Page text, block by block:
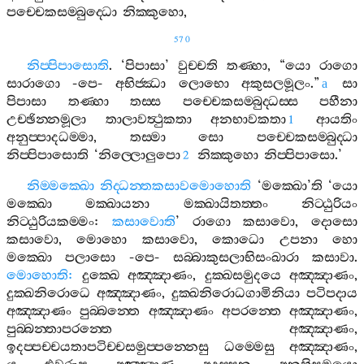
පච‍්චෙකසම‍්බුද‍්ධො නික‍්කුහො,
570
නිප‍්පිපාසොති. ‘පිපාසා’ වුච‍්චති තණ‍්හා, “යො රාගො
සාරාගො -පෙ-අභිජ‍්ඣා ලොභො අකුසලමූලං.” a
සා
පිපාසා
තණ‍්හා තස‍්ස පච‍්චෙකසම‍්බුද‍්ධස‍්ස
පහීනා
උච‍්ඡින‍්නමූලා
තාලාවත්‍ථුකතා අනභාවකතා 1
ආයතිං
අනුප‍්පාදධම‍්මා, තස‍්මා සො
පච‍්චෙකසම‍්බුද‍්ධා
නිප‍්පිපාසොති ‘නිල‍්ලොලුපො2 නික‍්කුහො නිප‍්පිපාසො.’
නිම‍්මක‍්ඛො නිද‍්ධන‍්තකසාවමොහොති ‘මක‍්ඛො’ති ‘යො
මක‍්ඛො
මක‍්ඛායනා මක‍්ඛායිතත‍්තං
නිට‍්ඨුරියං
නිට‍්ඨුරියකම‍්මං: කසාවොති’ රාගො කසාවො, දොසො
කසාවො,මොහො කසාවො,කොධො උපනා
හො
මක‍්ඛො
පලාසො -පෙ- සබ‍්බාකුසලාභිසංඛාරා කසාවා.
මොහොති: දුක‍්ඛෙ අඤ‍්ඤාණං, දුක‍්ඛසමුදයෙ අඤ‍්ඤාණං,
දුක‍්ඛනිරොධෙ අඤ‍්ඤාණං, දුක‍්ඛනිරොධගාමිනියා පටිපදාය
අඤ‍්ඤාණං පුබ‍්බන‍්තෙ අඤ‍්ඤාණං අපරන‍්තෙ අඤ‍්ඤාණං,
පුබ‍්බන‍්තාපරන‍්තෙ
අඤ‍්ඤාණං,
ඉදප‍්පච‍්චයතාපටිච‍්චසමුප‍්පන‍්නෙසු
ධම‍්මෙසු අඤ‍්ඤාණං,